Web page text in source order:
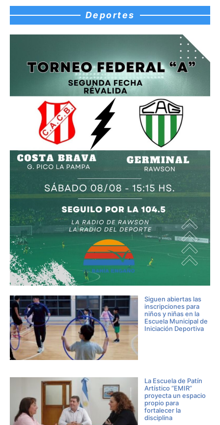
Deportes
Siguen abiertas las
inscripciones para
niños y niñas en la
Escuela Municipal de
Iniciación Deportiva
La Escuela de Patín
Artístico “EMIR”
proyecta un espacio
propio para
fortalecer la
disciplina